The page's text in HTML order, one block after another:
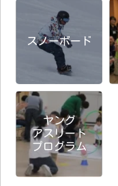
スノーボード
ヤング
アスリート
プログラム